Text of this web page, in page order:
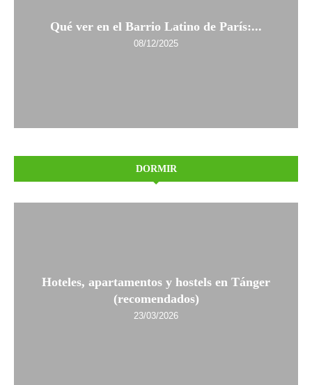
Qué ver en el Barrio Latino de París:...
08/12/2025
DORMIR
Hoteles, apartamentos y hostels en Tánger
(recomendados)
23/03/2026